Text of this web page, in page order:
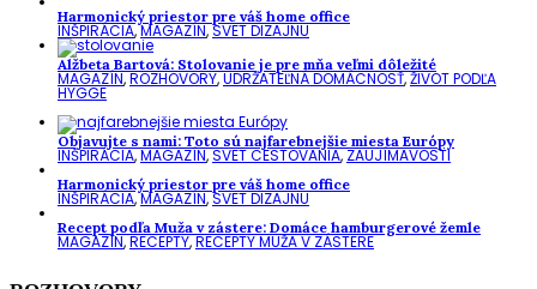
Harmonický priestor pre váš home office
INŠPIRÁCIA,MAGAZÍN,SVET DIZAJNU
Alžbeta Bartová: Stolovanie je pre mňa veľmi dôležité
MAGAZÍN,ROZHOVORY,UDRŽATEĽNÁ DOMÁCNOSŤ,ŽIVOT PODĽA
HYGGE
Objavujte s nami: Toto sú najfarebnejšie miesta Európy
INŠPIRÁCIA,MAGAZÍN,SVET CESTOVANIA,ZAUJÍMAVOSTI
Harmonický priestor pre váš home office
INŠPIRÁCIA,MAGAZÍN,SVET DIZAJNU
Recept podľa Muža v zástere: Domáce hamburgerové žemle
MAGAZÍN,RECEPTY,RECEPTY MUŽA V ZÁSTERE